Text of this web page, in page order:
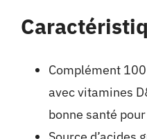
Complément
avec vitamines
bonne santé